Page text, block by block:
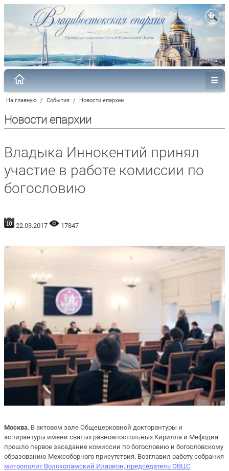
На главную / События / Новости епархии
Новости епархии
Владыка Иннокентий принял
участие в работе комиссии по
богословию
22.03.2017 17847
Москва. В актовом зале Общецерковной докторантуры и
аспирантуры имени святых равноапостольных Кирилла и Мефодия
прошло первое заседание комиссии по богословию и богословскому
образованию Межсоборного присутствия. Возглавил работу собрания
митрополит Волоколамский Иларион, председатель ОВЦС